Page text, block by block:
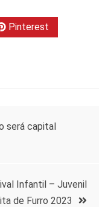
Pinterest
será capital
Infantil – Juvenil
de Furro 2023